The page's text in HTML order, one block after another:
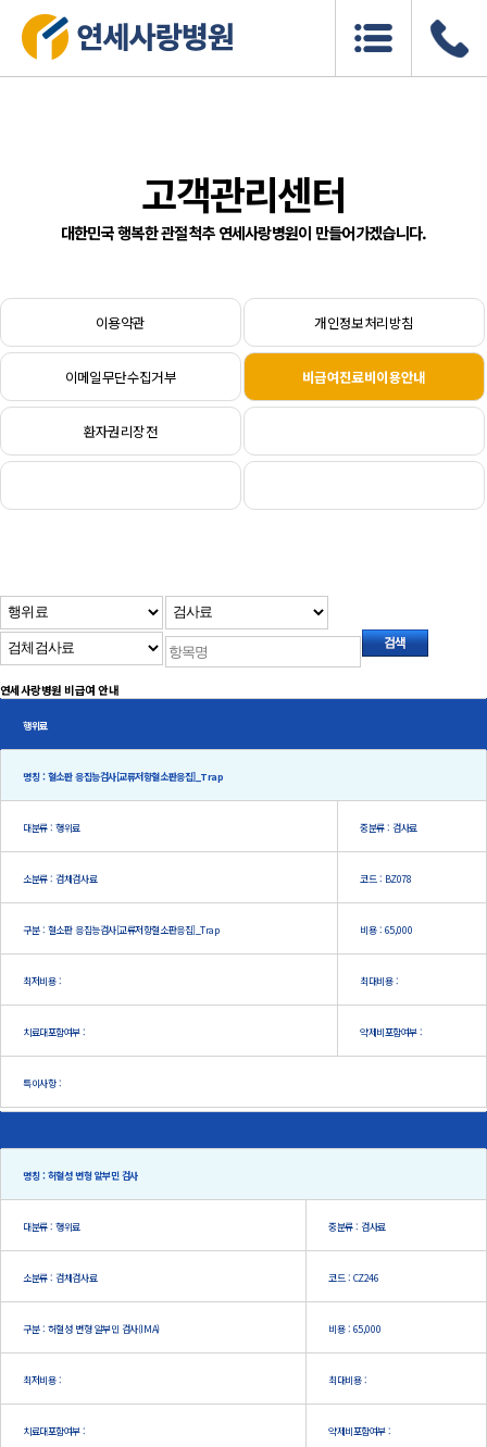
고객관리센터
대한민국 행복한 관절척추 연세사랑병원이 만들어가겠습니다.
이용약관 개인정보처리방침
이메일무단수집거부 비급여진료비이용안내
환자권리장전
연세사랑병원 비급여 안내
행위료
명칭 : 혈소판 응집능검사[교류저항혈소판응집]_Trap
대분류 : 행위료 중분류 : 검사료
소분류 : 검체검사료 코드 : BZ078
구분 : 혈소판 응집능검사[교류저항혈소판응집]_Trap 비용 : 65,000
최저비용 : 최대비용 :
치료대포함여부 : 약제비포함여부 :
특이사항 :
명칭 : 허혈성 변형 알부민 검사
대분류 : 행위료 중분류 : 검사료
소분류 : 검체검사료 코드 : CZ246
구분 : 허혈성 변형 알부민 검사(IMA) 비용 : 65,000
최저비용 : 최대비용 :
치료대포함여부 : 약제비포함여부 :